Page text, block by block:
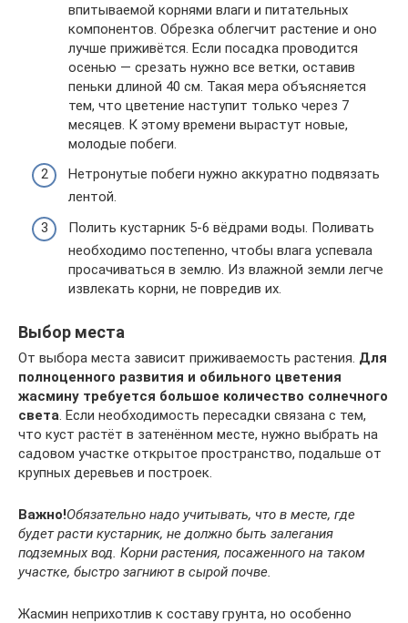
впитываемой корнями влаги и питательных
компонентов. Обрезка облегчит растение и оно
лучше приживётся. Если посадка проводится
осенью — срезать нужно все ветки, оставив
пеньки длиной 40 см. Такая мера объясняется
тем, что цветение наступит только через 7
месяцев. К этому времени вырастут новые,
молодые побеги.
Нетронутые побеги нужно аккуратно подвязать
лентой.
Полить кустарник 5-6 вёдрами воды. Поливать
необходимо постепенно, чтобы влага успевала
просачиваться в землю. Из влажной земли легче
извлекать корни, не повредив их.
Выбор места
От выбора места зависит приживаемость растения. Для
полноценного развития и обильного цветения
жасмину требуется большое количество солнечного
света . Если необходимость пересадки связана с тем,
что куст растёт в затенённом месте, нужно выбрать на
садовом участке открытое пространство, подальше от
крупных деревьев и построек.
Важно!Обязательно надо учитывать, что в месте, где
будет расти кустарник, не должно быть залегания
подземных вод. Корни растения, посаженного на таком
участке, быстро загниют в сырой почве.
Жасмин неприхотлив к составу грунта, но особенно